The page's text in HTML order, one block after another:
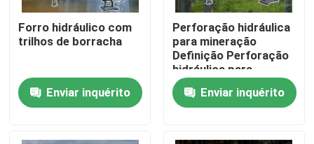
Fábrica
Fale Conosco
Forro hidráulico com
trilhos de borracha
Enviar inquérito
Perforação hidráulica
para mineração
Definição Perforação
hidráulica para
pesquisa geotécnica
Enviar inquérito